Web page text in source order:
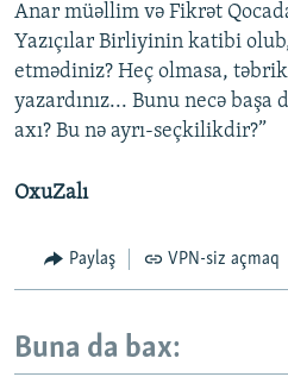
Anar müəllim və Fikrət
Yazıçılar Birliyinin katibi
etmədiniz? Heç olmasa,
yazardınız... Bunu necə başa
axı? Bu nə ayrı-seçkilikdir?”
OxuZalı
Paylaş VPN-siz açmaq
Buna da bax: